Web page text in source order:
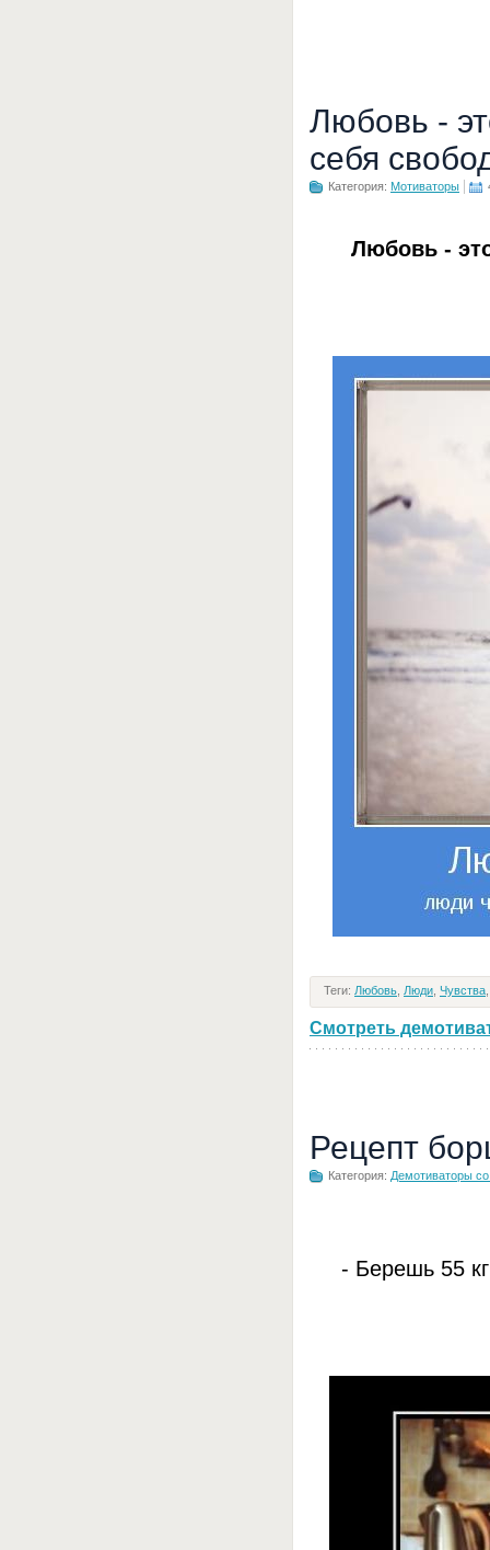
Любовь -
себя
Категория: Мотиваторы
Любовь -
Теги: Любовь Люди Чувства
Смотреть
Рецепт
Категория: Демотиваторы
- Берешь 55